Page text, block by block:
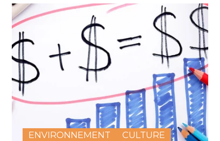
ENVIRONNEMENT
CULTURE